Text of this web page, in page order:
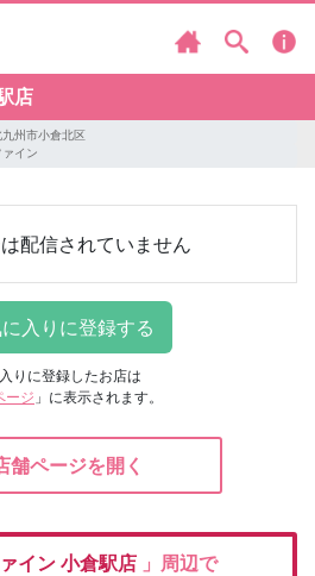
店
九州市小倉北区
イン
配信されていません
りに登録したお店は
ージ 」に表示されます。
舗ページを開く
イン 小倉駅店 」周辺で